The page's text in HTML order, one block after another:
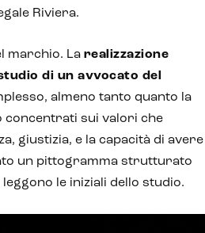
Riviera.
marchio. La realizzazione
di un avvocato del
almeno tanto quanto la
concentrati sui valori che
giustizia, e la capacità di avere
un pittogramma strutturato
le iniziali dello studio.